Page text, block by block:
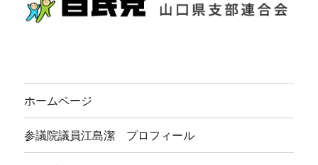
ホームページ
参議院議員江島潔 プロフィール